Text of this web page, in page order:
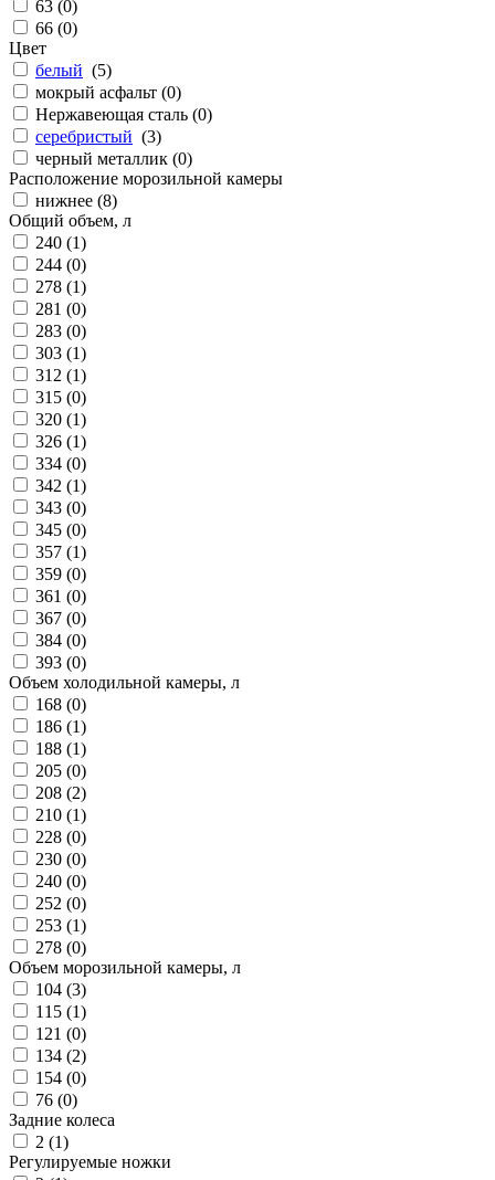
63 (0)
66 (0)
Цвет
белый (5)
мокрый асфальт (0)
Нержавеющая сталь (0)
серебристый (3)
черный металлик (0)
Расположение морозильной камеры
нижнее (8)
Общий объем, л
240 (1)
244 (0)
278 (1)
281 (0)
283 (0)
303 (1)
312 (1)
315 (0)
320 (1)
326 (1)
334 (0)
342 (1)
343 (0)
345 (0)
357 (1)
359 (0)
361 (0)
367 (0)
384 (0)
393 (0)
Объем холодильной камеры, л
168 (0)
186 (1)
188 (1)
205 (0)
208 (2)
210 (1)
228 (0)
230 (0)
240 (0)
252 (0)
253 (1)
278 (0)
Объем морозильной камеры, л
104 (3)
115 (1)
121 (0)
134 (2)
154 (0)
76 (0)
Задние колеса
2 (1)
Регулируемые ножки